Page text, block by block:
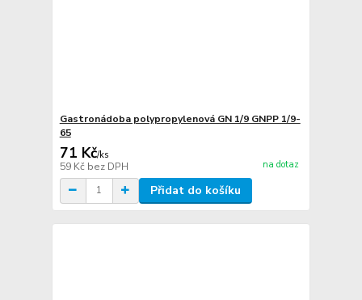
Gastronádoba polypropylenová GN 1/9 GNPP 1/9-
65
71 Kč/ks
59 Kč bez DPH na dotaz
Přidat do košíku